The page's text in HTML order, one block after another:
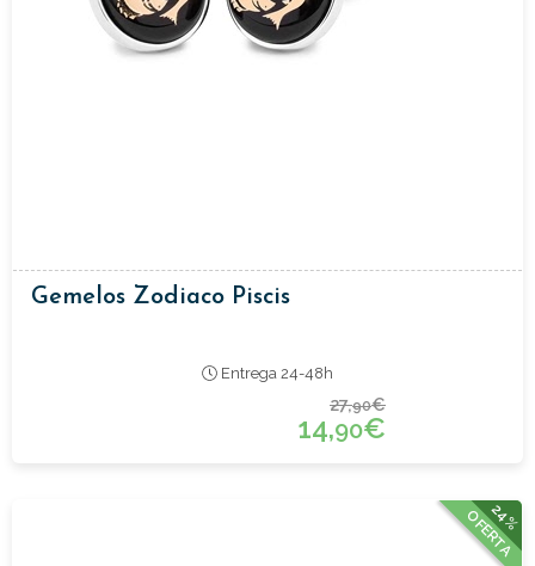
Gemelos Zodiaco Piscis
Entrega 24-48h
27,90€
14,90€
24%
OFERTA